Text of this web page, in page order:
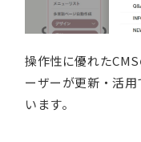
操作性に優れた
ーザーが更新・活
います。